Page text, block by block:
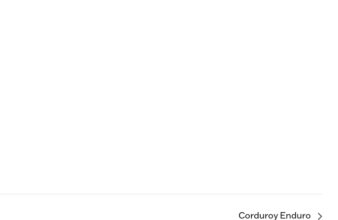
Corduroy Enduro